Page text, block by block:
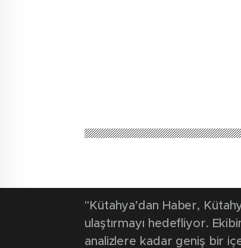
Ekiplerden
ziyareti